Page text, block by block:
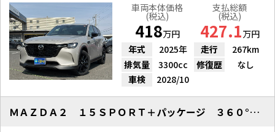
車両本体価格
(税込)
418万円
支払総額
(税込)
427.1万円
年式
2025年 走行
267km
排気量
3300cc 修復歴
なし
車検
2028/10
ＭＡＺＤＡ２ １５ＳＰＯＲＴ＋パッケージ ３６０°ビュー ＨＵＤ